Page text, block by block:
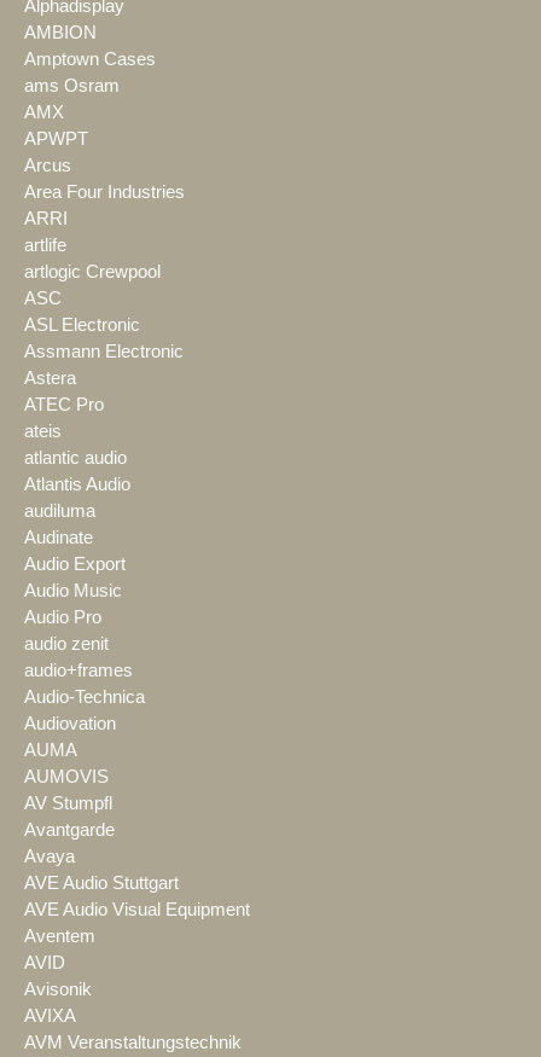
Alphadisplay
AMBION
Amptown Cases
ams Osram
AMX
APWPT
Arcus
Area Four Industries
ARRI
artlife
artlogic Crewpool
ASC
ASL Electronic
Assmann Electronic
Astera
ATEC Pro
ateis
atlantic audio
Atlantis Audio
audiluma
Audinate
Audio Export
Audio Music
Audio Pro
audio zenit
audio+frames
Audio-Technica
Audiovation
AUMA
AUMOVIS
AV Stumpfl
Avantgarde
Avaya
AVE Audio Stuttgart
AVE Audio Visual Equipment
Aventem
AVID
Avisonik
AVIXA
AVM Veranstaltungstechnik